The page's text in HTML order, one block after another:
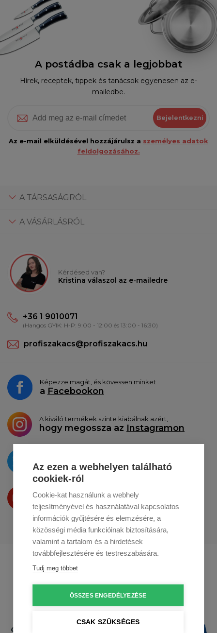
A postádba csak a legjobbat
Hírek, receptek, tippek és tanácsok egyenesen az e-
mailedbe.
Bejelentkezni
Az e-mail elküldésével hozzájárulsz a személyes adatok
feldolgozásához.
A TÁRSASÁGRÓL
A VÁSÁRLÁSRÓL
Kérdésed van?
Kristina válaszol az e-mailedre
+36 1 9010071
(Hangos GYIK: H-P: 9:00 - 12:00 és 13:00 - 16:30)
profiszakacs@profiszakacs.hu
Képezze magát, és kövessen minket
a Facebookon
A kiváló termékek szinte kiabálnak azért,
hogy megossza az Instagramon
a Twitterentesszük közzé
Termékeinket
a Youtube-on is bemutatjuk
Profikuchar.sk
Profikuchař.cz
Az ezen a webhelyen található
cookiek-ról
Cookie-kat használunk a webhely
teljesítményével és használatával kapcsolatos
információk gyűjtésére és elemzésére, a
közösségi média funkcióinak biztosítására,
valamint a tartalom és a hirdetések
továbbfejlesztésére és testreszabására.
Tudj meg többet
ÖSSZES ENGEDÉLYEZÉSE
CSAK SZÜKSÉGES